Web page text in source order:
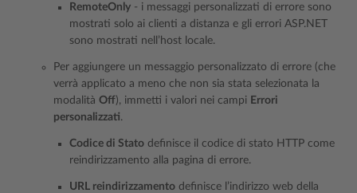
RemoteOnly - i messaggi personalizzati di errore sono
mostrati solo ai clienti a distanza e gli errori ASP.NET
sono mostrati nell’host locale.
Per aggiungere un messaggio personalizzato di errore (che
verrà applicato a meno che non sia stata selezionata la
modalità Off), immetti i valori nei campi Errori
personalizzati.
Codice di Stato definisce il codice di stato HTTP come
reindirizzamento alla pagina di errore.
URL reindirizzamento definisce l’indirizzo web della